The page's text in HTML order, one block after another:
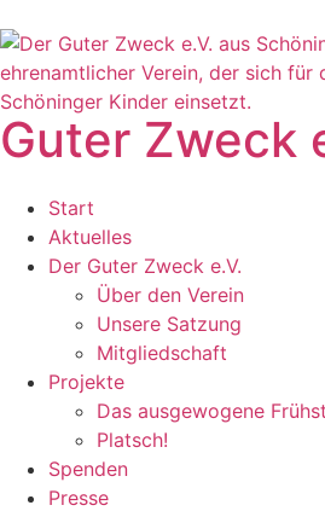
Guter Zweck
Start
Aktuelles
Der Guter Zweck e.V.
Über den Verein
Unsere Satzung
Mitgliedschaft
Projekte
Das ausgewogene
Platsch!
Spenden
Presse